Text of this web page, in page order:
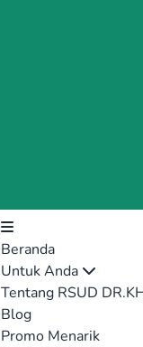
Beranda
Untuk Anda
Tentang RSUD
Blog
Promo Menarik